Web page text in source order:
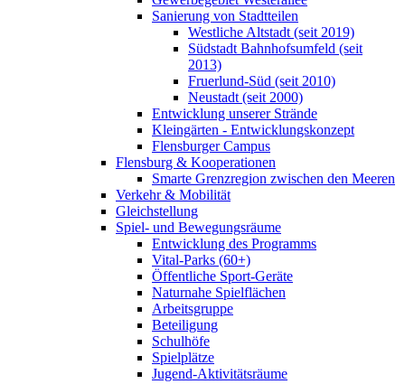
Sanierung von Stadtteilen
Westliche Altstadt (seit 2019)
Südstadt Bahnhofsumfeld (seit
2013)
Fruerlund-Süd (seit 2010)
Neustadt (seit 2000)
Entwicklung unserer Strände
Kleingärten - Entwicklungskonzept
Flensburger Campus
Flensburg & Kooperationen
Smarte Grenzregion zwischen den Meeren
Verkehr & Mobilität
Gleichstellung
Spiel- und Bewegungsräume
Entwicklung des Programms
Vital-Parks (60+)
Öffentliche Sport-Geräte
Naturnahe Spielflächen
Arbeitsgruppe
Beteiligung
Schulhöfe
Spielplätze
Jugend-Aktivitätsräume